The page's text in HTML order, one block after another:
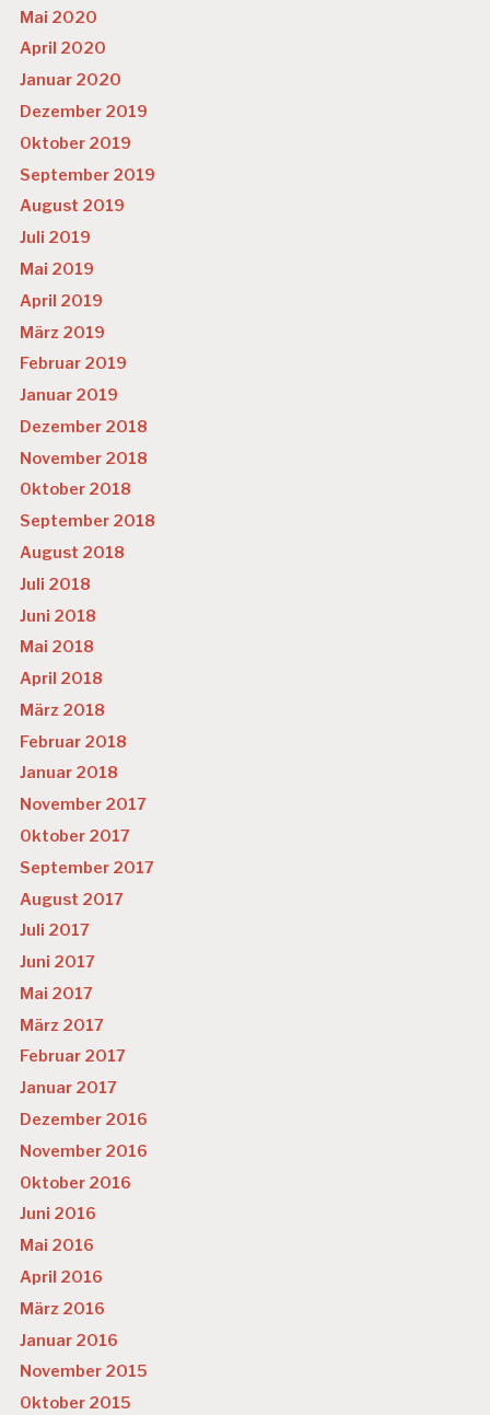
Mai 2020
April 2020
Januar 2020
Dezember 2019
Oktober 2019
September 2019
August 2019
Juli 2019
Mai 2019
April 2019
März 2019
Februar 2019
Januar 2019
Dezember 2018
November 2018
Oktober 2018
September 2018
August 2018
Juli 2018
Juni 2018
Mai 2018
April 2018
März 2018
Februar 2018
Januar 2018
November 2017
Oktober 2017
September 2017
August 2017
Juli 2017
Juni 2017
Mai 2017
März 2017
Februar 2017
Januar 2017
Dezember 2016
November 2016
Oktober 2016
Juni 2016
Mai 2016
April 2016
März 2016
Januar 2016
November 2015
Oktober 2015